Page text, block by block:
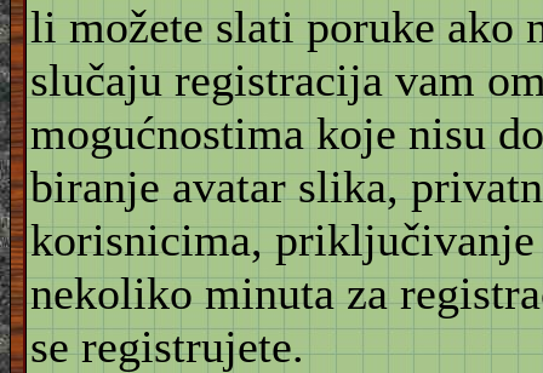
li možete slati poruke ako
slučaju registracija vam
mogućnostima koje nisu
biranje avatar slika,
korisnicima, priključivanje
nekoliko minuta za
se registrujete.